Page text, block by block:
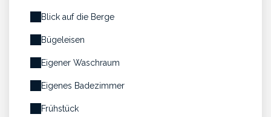
Blick auf die Berge
Bügeleisen
Eigener Waschraum
Eigenes Badezimmer
Frühstück